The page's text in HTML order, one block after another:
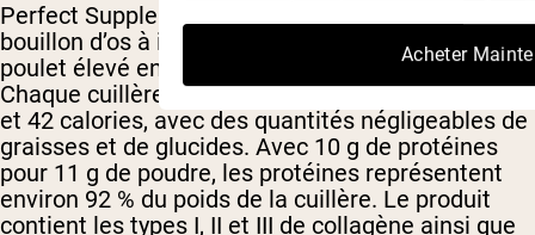
Perfect Supplements produit une poudre de
bouillon d’os à ingrédient unique à base d’os de
poulet élevé en plein air certifiés USDA Organic.
Chaque cuillère de 11 g fournit 10 g de protéines
et 42 calories, avec des quantités négligeables de
graisses et de glucides. Avec 10 g de protéines
pour 11 g de poudre, les protéines représentent
environ 92 % du poids de la cuillère. Le produit
contient les types I, II et III de collagène ainsi que
Acheter